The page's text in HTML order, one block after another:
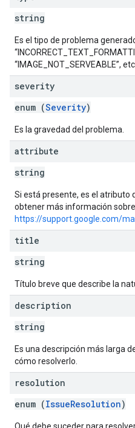
string
Es el tipo de problema
“IMAGE_NOT_SERVEABLE”,
severity
enum (Severity)
Es la gravedad del problema.
attribute
string
Si está presente, es el atributo
obtener más información
https://support.google.com/
title
string
Título breve que describe la
description
string
Es una descripción más larga
cómo resolverlo.
resolution
enum (IssueResolution)